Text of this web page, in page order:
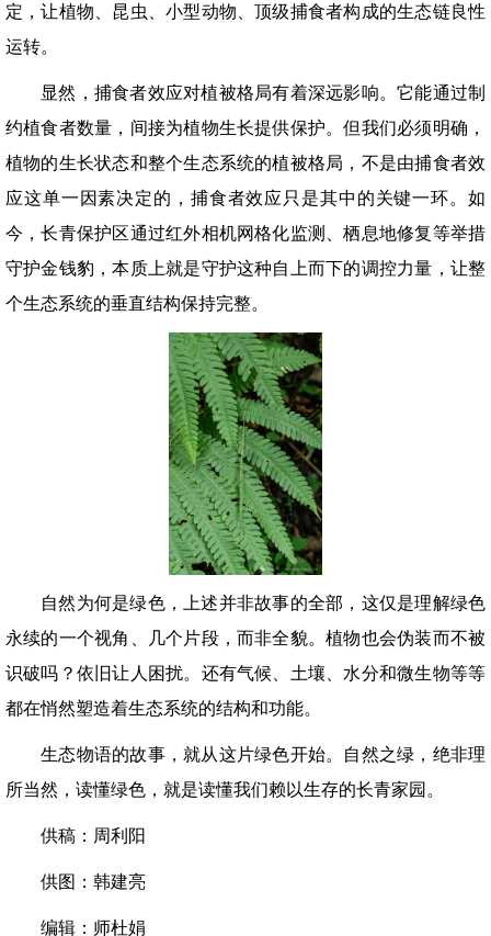
定，让植物、昆虫、小型动物、顶级捕食者构成的生态链良性
运转。
显然，捕食者效应对植被格局有着深远影响。它能通过制
约植食者数量，间接为植物生长提供保护。但我们必须明确，
植物的生长状态和整个生态系统的植被格局，不是由捕食者效
应这单一因素决定的，捕食者效应只是其中的关键一环。如
今，长青保护区通过红外相机网格化监测、栖息地修复等举措
守护金钱豹，本质上就是守护这种自上而下的调控力量，让整
个生态系统的垂直结构保持完整。
自然为何是绿色，上述并非故事的全部，这仅是理解绿色
永续的一个视角、几个片段，而非全貌。植物也会伪装而不被
识破吗？依旧让人困扰。还有气候、土壤、水分和微生物等等
都在悄然塑造着生态系统的结构和功能。
生态物语的故事，就从这片绿色开始。自然之绿，绝非理
所当然，读懂绿色，就是读懂我们赖以生存的长青家园。
供稿：周利阳
供图：韩建亮
编辑：师杜娟